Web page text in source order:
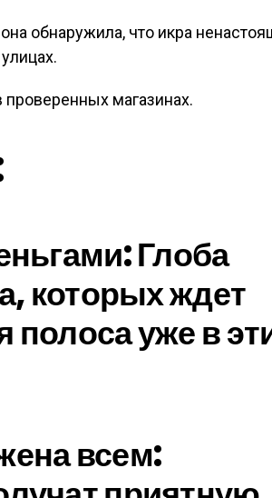
обнаружила, что икра
магазинах.
Глоба
которых ждет
полоса уже в
всем: